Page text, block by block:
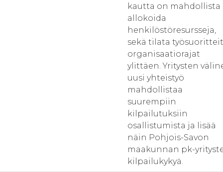
kautta on mahdollista
allokoida
henkilöstöresursseja,
sekä tilata
organisaatiorajat
ylittäen. Yritysten
uusi yhteistyö
mahdollistaa
suurempiin
kilpailutuksiin
osallistumista ja lisää
näin Pohjois-Savon
maakunnan pk-
kilpailukykyä.